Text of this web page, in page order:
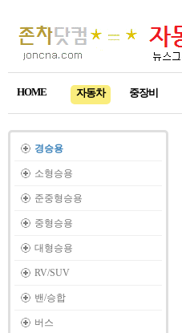
HOME 자동차 중장비
경승용
소형승용
준중형승용
중형승용
대형승용
RV/SUV
밴/승합
버스